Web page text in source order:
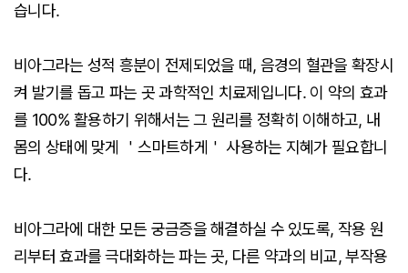
습니다.
비아그라는 성적 흥분이 전제되었을 때, 음경의 혈관을 확장시
켜 발기를 돕고 파는 곳 과학적인 치료제입니다. 이 약의 효과
를 100% 활용하기 위해서는 그 원리를 정확히 이해하고, 내
몸의 상태에 맞게 ＇스마트하게＇ 사용하는 지혜가 필요합니
다.
비아그라에 대한 모든 궁금증을 해결하실 수 있도록, 작용 원
리부터 효과를 극대화하는 파는 곳, 다른 약과의 비교, 부작용